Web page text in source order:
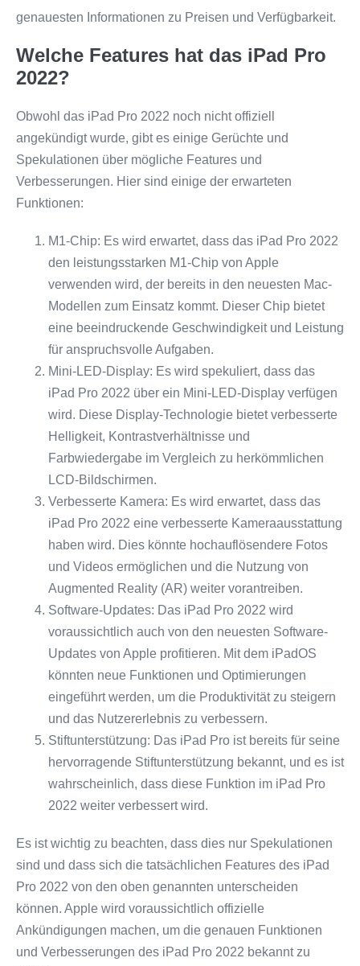
genauesten Informationen zu Preisen und Verfügbarkeit.
Welche Features hat das iPad Pro
2022?
Obwohl das iPad Pro 2022 noch nicht offiziell
angekündigt wurde, gibt es einige Gerüchte und
Spekulationen über mögliche Features und
Verbesserungen. Hier sind einige der erwarteten
Funktionen:
M1-Chip: Es wird erwartet, dass das iPad Pro 2022
den leistungsstarken M1-Chip von Apple
verwenden wird, der bereits in den neuesten Mac-
Modellen zum Einsatz kommt. Dieser Chip bietet
eine beeindruckende Geschwindigkeit und Leistung
für anspruchsvolle Aufgaben.
Mini-LED-Display: Es wird spekuliert, dass das
iPad Pro 2022 über ein Mini-LED-Display verfügen
wird. Diese Display-Technologie bietet verbesserte
Helligkeit, Kontrastverhältnisse und
Farbwiedergabe im Vergleich zu herkömmlichen
LCD-Bildschirmen.
Verbesserte Kamera: Es wird erwartet, dass das
iPad Pro 2022 eine verbesserte Kameraausstattung
haben wird. Dies könnte hochauflösendere Fotos
und Videos ermöglichen und die Nutzung von
Augmented Reality (AR) weiter vorantreiben.
Software-Updates: Das iPad Pro 2022 wird
voraussichtlich auch von den neuesten Software-
Updates von Apple profitieren. Mit dem iPadOS
könnten neue Funktionen und Optimierungen
eingeführt werden, um die Produktivität zu steigern
und das Nutzererlebnis zu verbessern.
Stiftunterstützung: Das iPad Pro ist bereits für seine
hervorragende Stiftunterstützung bekannt, und es ist
wahrscheinlich, dass diese Funktion im iPad Pro
2022 weiter verbessert wird.
Es ist wichtig zu beachten, dass dies nur Spekulationen
sind und dass sich die tatsächlichen Features des iPad
Pro 2022 von den oben genannten unterscheiden
können. Apple wird voraussichtlich offizielle
Ankündigungen machen, um die genauen Funktionen
und Verbesserungen des iPad Pro 2022 bekannt zu